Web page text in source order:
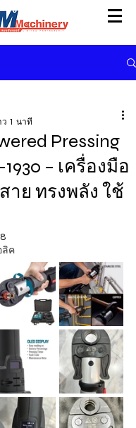
ลิค
Pressing
– เครื่องมือ
าย ทรงพลัง ใช้
ว 1 นาที